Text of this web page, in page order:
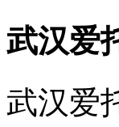
武汉爱
武汉爱